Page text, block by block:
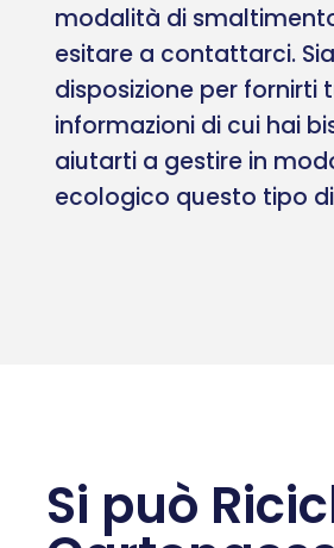
modalità di
esitare a contattarci.
disposizione per fornirti
informazioni di cui hai
aiutarti a gestire in
ecologico questo tipo
Si può